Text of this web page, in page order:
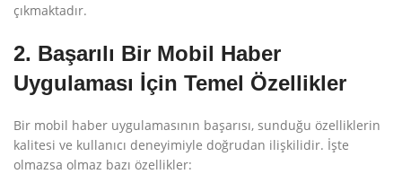
çıkmaktadır.
2. Başarılı Bir Mobil Haber
Uygulaması İçin Temel Özellikler
Bir mobil haber uygulamasının başarısı, sunduğu özelliklerin
kalitesi ve kullanıcı deneyimiyle doğrudan ilişkilidir. İşte
olmazsa olmaz bazı özellikler: